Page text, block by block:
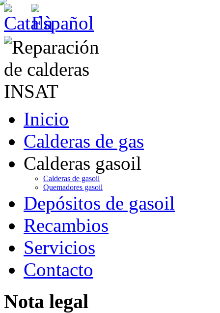
Inicio
Calderas de gas
Calderas gasoil
Calderas de gasoil
Quemadores gasoil
Depósitos de gasoil
Recambios
Servicios
Contacto
Nota legal